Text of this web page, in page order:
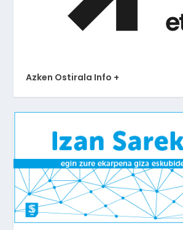
Azken Ostirala Info +